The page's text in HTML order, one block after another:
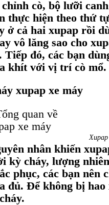
cò, bộ lưỡi
thực hiện theo thứ
ở cả hai xupap rồi
vô lăng sao cho
Tiếp đó, các bạn
khít với vị trí cò
xupap xe máy
nhân khiến
kỳ cháy, lượng
phục, các bạn nên
đủ. Để không bị hao